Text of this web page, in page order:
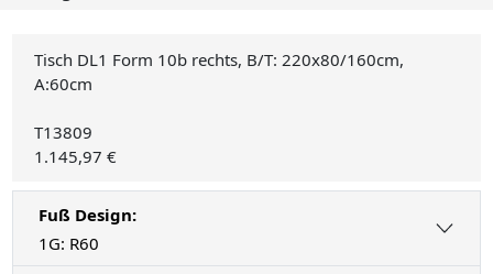
Tisch DL1 Form 10b rechts, B/T: 220x80/160cm,
A:60cm
T13809
1.145,97 €
Fuß Design:
1G: R60